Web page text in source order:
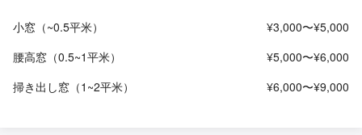
小窓（~0.5平米）
¥3,000〜¥5,000
腰高窓（0.5~1平米）
¥5,000〜¥6,000
掃き出し窓（1~2平米）
¥6,000〜¥9,000